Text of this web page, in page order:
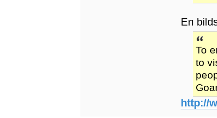
En
To
to
http://